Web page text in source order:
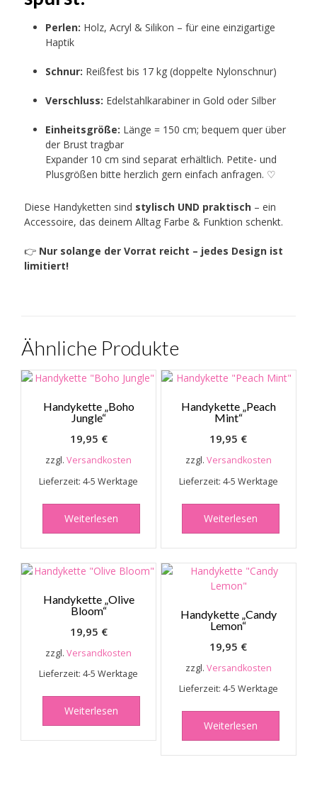
Perlen: Holz, Acryl & Silikon – für eine einzigartige
Haptik
Schnur: Reißfest bis 17 kg (doppelte Nylonschnur)
Verschluss: Edelstahlkarabiner in Gold oder Silber
Einheitsgröße: Länge = 150 cm; bequem quer über
der Brust tragbar
Expander 10 cm sind separat erhältlich. Petite- und
Plusgrößen bitte herzlich gern einfach anfragen. ♡
Diese Handyketten sind stylisch UND praktisch– ein
Accessoire, das deinem Alltag Farbe & Funktion schenkt.
👉 Nur solange der Vorrat reicht – jedes Design ist
limitiert!
Ähnliche Produkte
Handykette „Boho
Jungle“
19,95 €
zzgl.Versandkosten
Lieferzeit:4-5 Werktage
Weiterlesen
Handykette „Peach
Mint“
19,95 €
zzgl. Versandkosten
Lieferzeit: 4-5 Werktage
Weiterlesen
Handykette „Olive
Bloom“
19,95 €
zzgl.Versandkosten
Lieferzeit:4-5 Werktage
Weiterlesen
Handykette „Candy
Lemon“
19,95 €
zzgl. Versandkosten
Lieferzeit: 4-5 Werktage
Weiterlesen